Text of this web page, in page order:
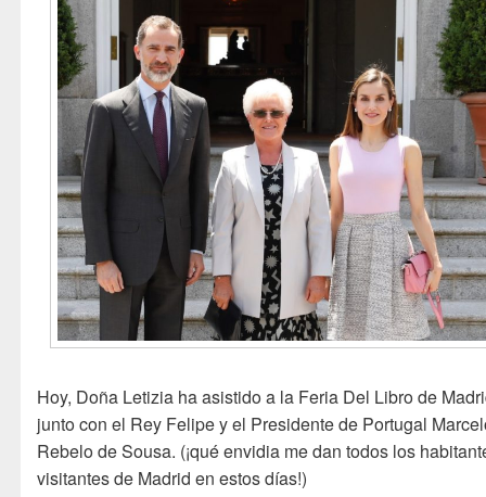
Hoy, Doña Letizia ha asistido a la Feria Del Libro de
junto con el Rey Felipe y el Presidente de Portugal
Rebelo de Sousa. (¡qué envidia me dan todos los
visitantes de Madrid en estos días!)